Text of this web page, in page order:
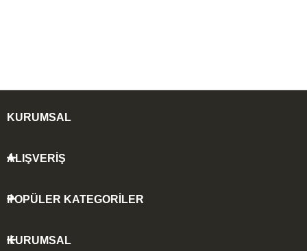
KURUMSAL
ALIŞVERİŞ
POPÜLER KATEGORİLER
KURUMSAL